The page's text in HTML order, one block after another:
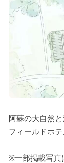
阿蘇の大自然
フィールドホ
※一部掲載写真